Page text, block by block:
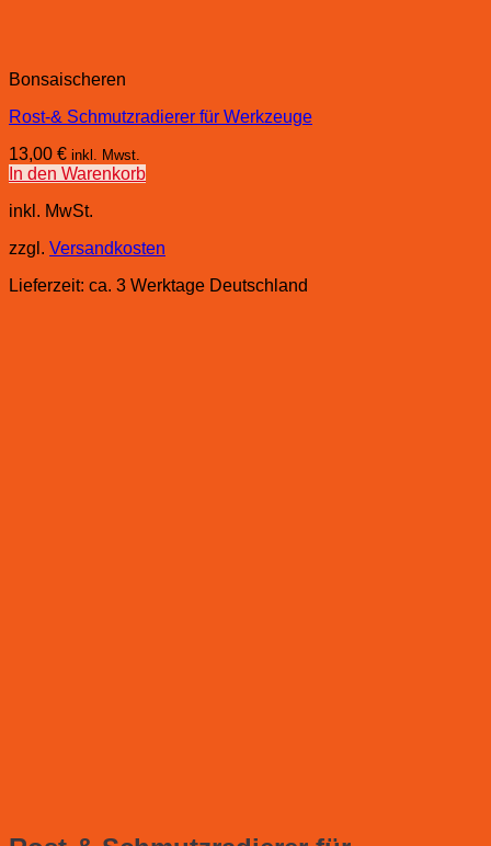
Bonsaischeren
Rost-& Schmutzradierer für Werkzeuge
13,00 € inkl. Mwst.
In den Warenkorb
inkl. MwSt.
zzgl. Versandkosten
Lieferzeit: ca. 3 Werktage Deutschland